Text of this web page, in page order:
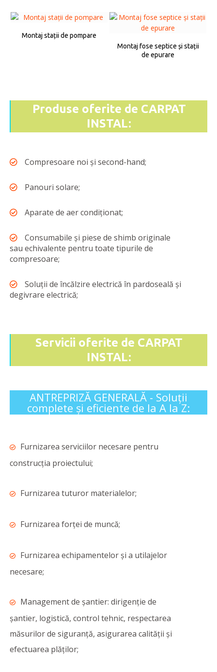
Montaj stații de pompare
Montaj fose septice și stații
de epurare
Produse oferite de CARPAT
INSTAL:
Compresoare noi și second-hand;
Panouri solare;
Aparate de aer condiționat;
Consumabile și piese de shimb originale
sau echivalente pentru toate tipurile de
compresoare;
Soluții de încălzire electrică în pardoseală și
degivrare electrică;
Servicii oferite de CARPAT
INSTAL:
ANTREPRIZĂ GENERALĂ - Soluții
complete și eficiente de la A la Z:
Furnizarea serviciilor necesare pentru
construcția proiectului;
Furnizarea tuturor materialelor;
Furnizarea forței de muncă;
Furnizarea echipamentelor și a utilajelor
necesare;
Management de șantier: dirigenție de
șantier, logistică, control tehnic, respectarea
măsurilor de siguranță, asigurarea calității și
efectuarea plăților;